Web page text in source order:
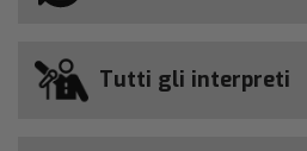
Tutti gli interpreti